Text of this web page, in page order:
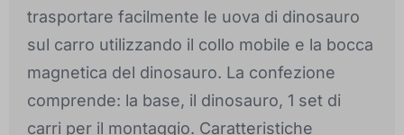
trasportare facilmente le uova di dinosauro
sul carro utilizzando il collo mobile e la bocca
magnetica del dinosauro. La confezione
comprende: la base, il dinosauro, 1 set di
carri per il montaggio. Caratteristiche